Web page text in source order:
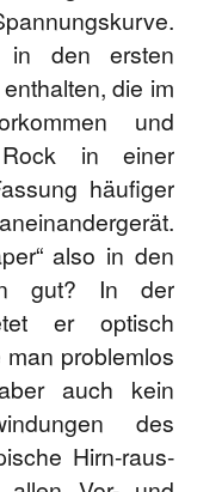
in den ersten
die im
und
in einer
häufiger
also in den
gut? In der
er optisch
problemlos
auch kein
des
Hirn-raus-